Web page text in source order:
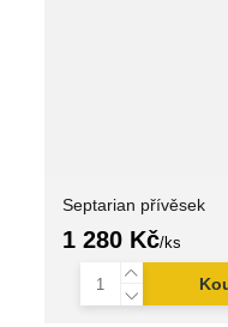
Septarian přívěsek
1 280 Kč/ks